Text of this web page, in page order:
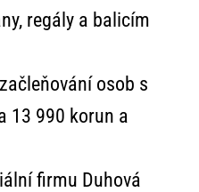
regály a balicím
osob s
13 990 korun a
firmu Duhová